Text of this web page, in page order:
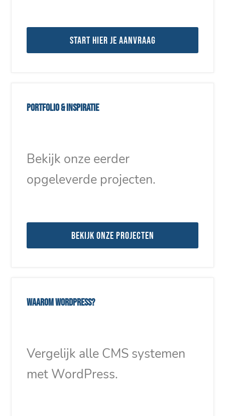
Start hier je aanvraag
Portfolio & inspiratie
Bekijk onze eerder
opgeleverde projecten.
Bekijk onze projecten
Waarom WordPress?
Vergelijk alle CMS systemen
met WordPress.